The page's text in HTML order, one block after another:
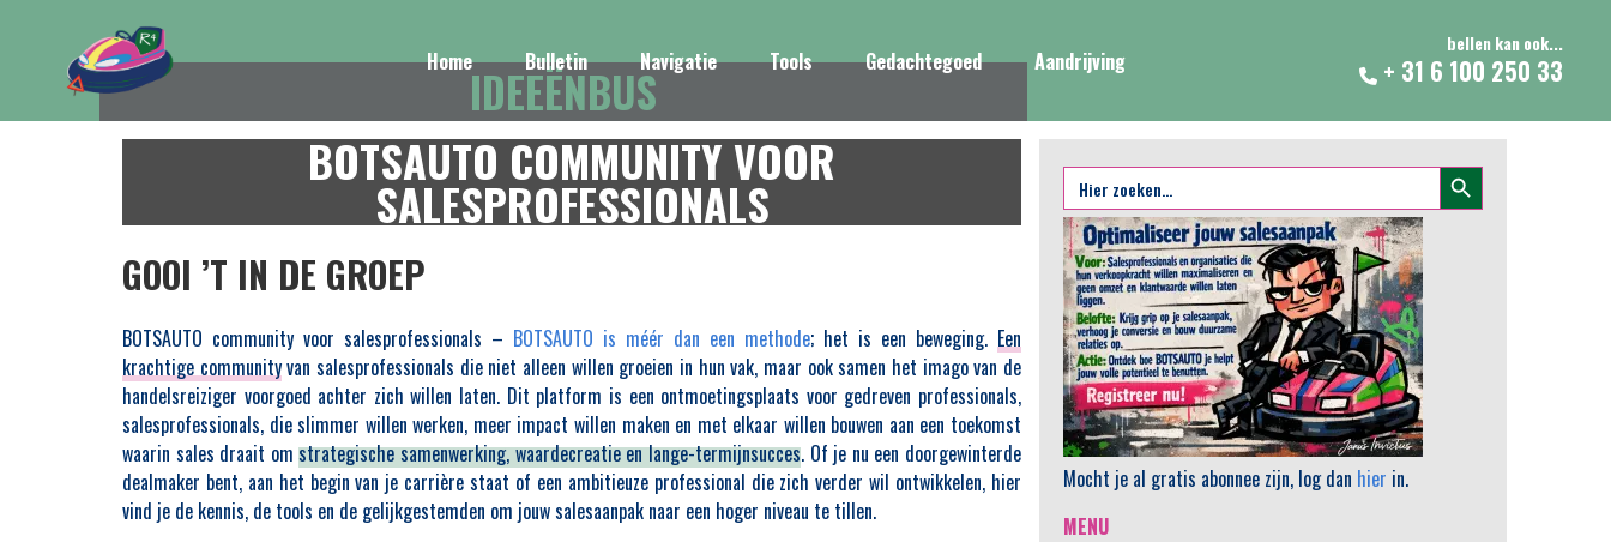
Home Bulletin Navigatie Tools Gedachtegoed Aandrijving
bellen kan ook...
+ 31 6 100 250 33
IDEEËNBUS
BOTSAUTO COMMUNITY VOOR
SALESPROFESSIONALS
GOOI ’T IN DE GROEP
BOTSAUTO community voor salesprofessionals – BOTSAUTO is méér dan een methode; het is een beweging. Een
krachtige communityvan salesprofessionals die niet alleen willen groeien in hun vak, maar ook samen het imago van de
handelsreiziger voorgoed achter zich willen laten. Dit platform is een ontmoetingsplaats voor gedreven professionals,
salesprofessionals, die slimmer willen werken, meer impact willen maken en met elkaar willen bouwen aan een toekomst
waarin sales draait omstrategische samenwerking, waardecreatie en lange-termijnsucces. Of je nu een doorgewinterde
dealmaker bent, aan het begin van je carrière staat of een ambitieuze professional die zich verder wil ontwikkelen, hier
vind je de kennis, de tools en de gelijkgestemden om jouw salesaanpak naar een hoger niveau te tillen.
Zoek
naar:
Zoekknop
Mocht je al gratis abonnee zijn, log dan hier in.
MENU